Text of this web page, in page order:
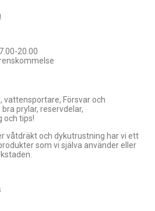
20.00
vattensportare, Försvar och
prylar, reservdelar,
och tips!
våtdräkt och dykutrustning har vi ett
som vi själva använder eller